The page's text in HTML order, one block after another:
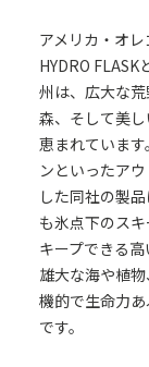
アメリカ・オレ
HYDRO
州は、広大な
森、そして美
恵まれていま
ンといったア
した同社の製
も氷点下のス
キープできる高
雄大な海や植
機的で生命力
です。